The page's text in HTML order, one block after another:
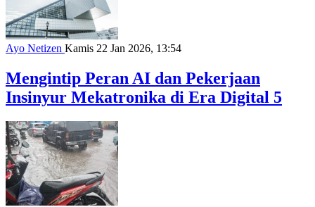
Ayo Netizen Kamis 22 Jan 2026, 13:54
Mengintip Peran AI dan Pekerjaan
Insinyur Mekatronika di Era Digital 5